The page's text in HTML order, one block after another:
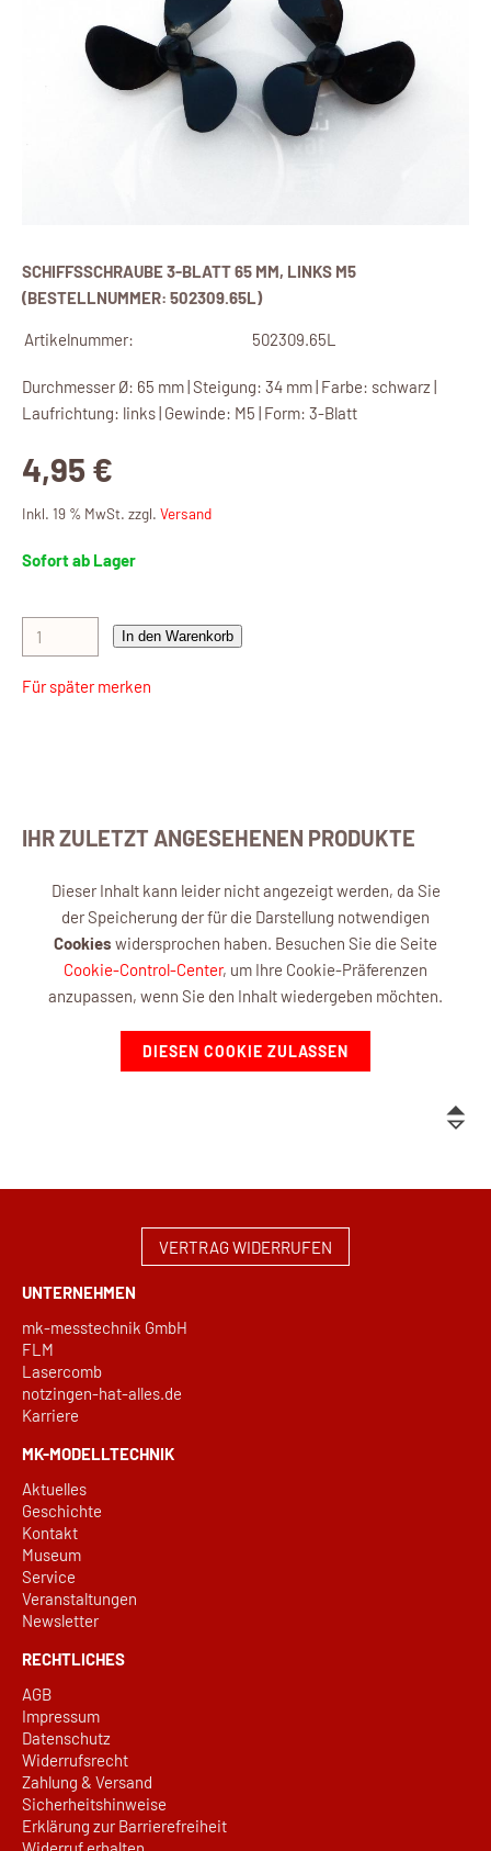
SCHIFFSSCHRAUBE 3-BLATT 65 MM, LINKS M5
(BESTELLNUMMER: 502309.65L)
Artikelnummer: 502309.65L
Durchmesser Ø: 65 mm | Steigung: 34 mm | Farbe: schwarz |
Laufrichtung: links | Gewinde: M5 | Form: 3-Blatt
4,95 €
Inkl. 19 % MwSt. zzgl. Versand
Sofort ab Lager
In den Warenkorb
Für später merken
IHR ZULETZT ANGESEHENEN PRODUKTE
Dieser Inhalt kann leider nicht angezeigt werden, da Sie
der Speicherung der für die Darstellung notwendigen
Cookies widersprochen haben. Besuchen Sie die Seite
Cookie-Control-Center, um Ihre Cookie-Präferenzen
anzupassen, wenn Sie den Inhalt wiedergeben möchten.
DIESEN COOKIE ZULASSEN
VERTRAG WIDERRUFEN
UNTERNEHMEN
mk-messtechnik GmbH
FLM
Lasercomb
notzingen-hat-alles.de
Karriere
MK-MODELLTECHNIK
Aktuelles
Geschichte
Kontakt
Museum
Service
Veranstaltungen
Newsletter
RECHTLICHES
AGB
Impressum
Datenschutz
Widerrufsrecht
Zahlung & Versand
Sicherheitshinweise
Erklärung zur Barrierefreiheit